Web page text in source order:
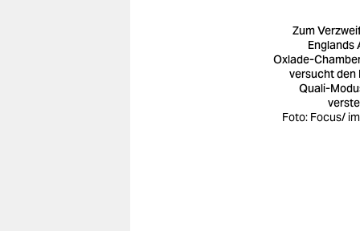
Zum
Englands
Oxlade-
versucht den
Quali-
Foto: Focus/